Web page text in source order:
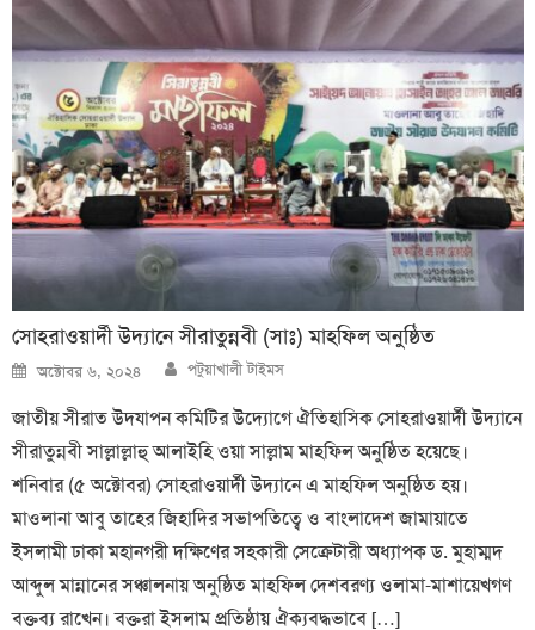
সোহরাওয়ার্দী উদ্যানে সীরাতুন্নবী (সাঃ) মাহফিল অনুষ্ঠিত
Posted
on
অক্টোবর ৬, ২০২৪ Author
পটুয়াখালী টাইমস
জাতীয় সীরাত উদযাপন কমিটির উদ্যোগে ঐতিহাসিক সোহরাওয়ার্দী উদ্যানে
সীরাতুন্নবী সাল্লাল্লাহু আলাইহি ওয়া সাল্লাম মাহফিল অনুষ্ঠিত হয়েছে।
শনিবার (৫ অক্টোবর) সোহরাওয়ার্দী উদ্যানে এ মাহফিল অনুষ্ঠিত হয়।
মাওলানা আবু তাহের জিহাদির সভাপতিত্বে ও বাংলাদেশ জামায়াতে
ইসলামী ঢাকা মহানগরী দক্ষিণের সহকারী সেক্রেটারী অধ্যাপক ড. মুহাম্মদ
আব্দুল মান্নানের সঞ্চালনায় অনুষ্ঠিত মাহফিল দেশবরণ্য ওলামা-মাশায়েখগণ
বক্তব্য রাখেন। বক্তরা ইসলাম প্রতিষ্ঠায় ঐক্যবদ্ধভাবে […]